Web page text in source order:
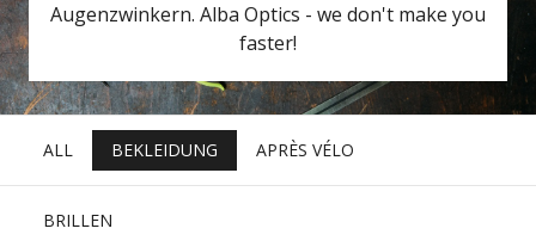
Augenzwinkern. Alba Optics - we don't make you
faster!
ALL BEKLEIDUNG APRÈS VÉLO
BRILLEN